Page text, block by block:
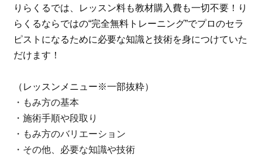
りらくるでは、レッスン料も教材購入費も一切不要！り
らくるならではの“完全無料トレーニング”でプロのセラ
ピストになるために必要な知識と技術を身につけていた
だけます！
（レッスンメニュー※一部抜粋）
・もみ方の基本
・施術手順や段取り
・もみ方のバリエーション
・その他、必要な知識や技術